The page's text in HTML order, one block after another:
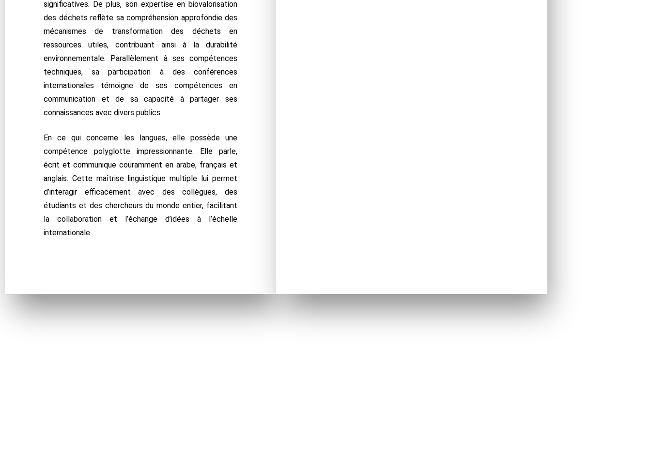
significatives. De plus, son expertise en biovalorisation
des déchets reflète sa compréhension approfondie des
mécanismes de transformation des déchets en
ressources utiles, contribuant ainsi à la durabilité
environnementale. Parallèlement à ses compétences
techniques, sa participation à des conférences
internationales témoigne de ses compétences en
communication et de sa capacité à partager ses
connaissances avec divers publics.
En ce qui concerne les langues, elle possède une
compétence polyglotte impressionnante. Elle parle,
écrit et communique couramment en arabe, français et
anglais. Cette maîtrise linguistique multiple lui permet
d’interagir efficacement avec des collègues, des
étudiants et des chercheurs du monde entier, facilitant
la collaboration et l’échange d’idées à l’échelle
internationale.